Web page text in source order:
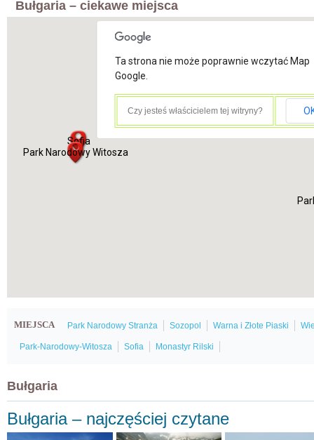
Bułgaria – ciekawe miejsca
Wielkie Tyrnowo
Sofia
Park Narodowy Witosza
Ta strona nie może poprawnie wczytać Map
Google.
Czy jesteś właścicielem tej witryny?
MIEJSCA Park Narodowy Stranża Sozopol Warna i Złote Piaski
Park-Narodowy-Witosza Sofia Monastyr Rilski
Bułgaria
Bułgaria – najczęściej czytane